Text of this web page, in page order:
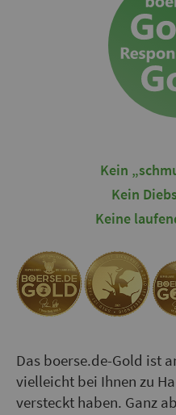
Kein
Kein
Keine
Das boerse.de-Gold ist
vielleicht bei Ihnen zu
versteckt haben. Ganz